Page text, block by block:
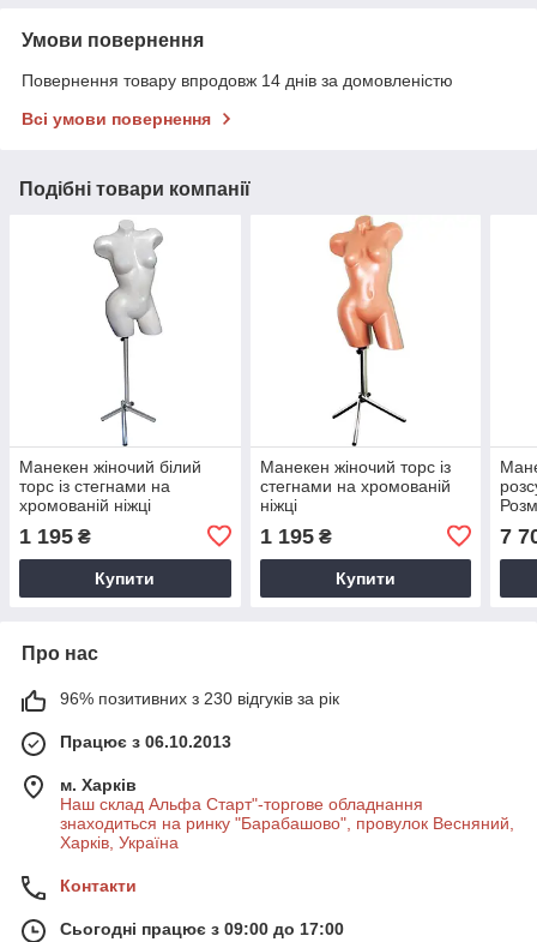
Умови повернення
Повернення товару впродовж 14 днів за домовленістю
Всі умови повернення
Подібні товари компанії
Манекен жіночий білий
торс із стегнами на
хромованій ніжці
1 195 ₴
Купити
Манекен жіночий торс із
стегнами на хромованій
ніжці
1 195₴
Купити
7
Про нас
96% позитивних з 230 відгуків за рік
Працює з 06.10.2013
м. Харків
Наш склад Альфа Старт"-торгове обладнання
знаходиться на ринку "Барабашово", провулок Весняний,
Харків, Україна
Контакти
Сьогодні працює з 09:00 до 17:00